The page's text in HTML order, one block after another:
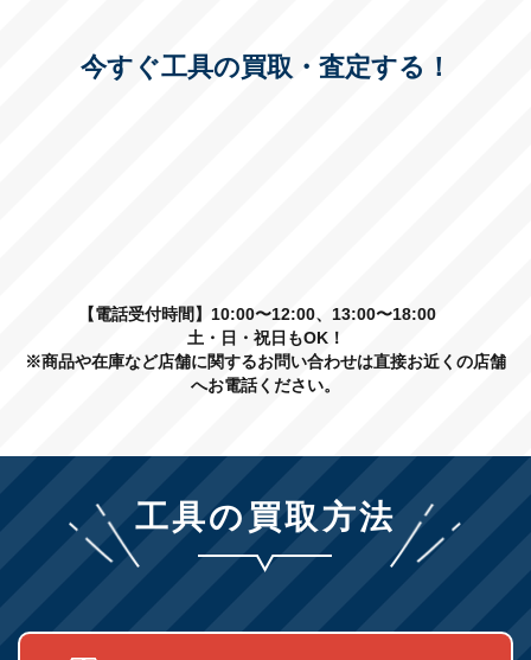
今すぐ工具の買取・査定する！
【電話受付時間】10:00〜12:00、13:00〜18:00
土・日・祝日もOK！
※商品や在庫など店舗に関するお問い合わせは直接お近くの店舗
へお電話ください。
工具の買取方法